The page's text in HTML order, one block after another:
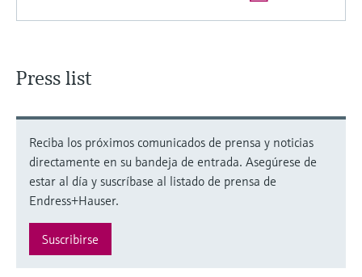
Press list
Reciba los próximos comunicados de prensa y noticias
directamente en su bandeja de entrada. Asegúrese de
estar al día y suscríbase al listado de prensa de
Endress+Hauser.
Suscribirse